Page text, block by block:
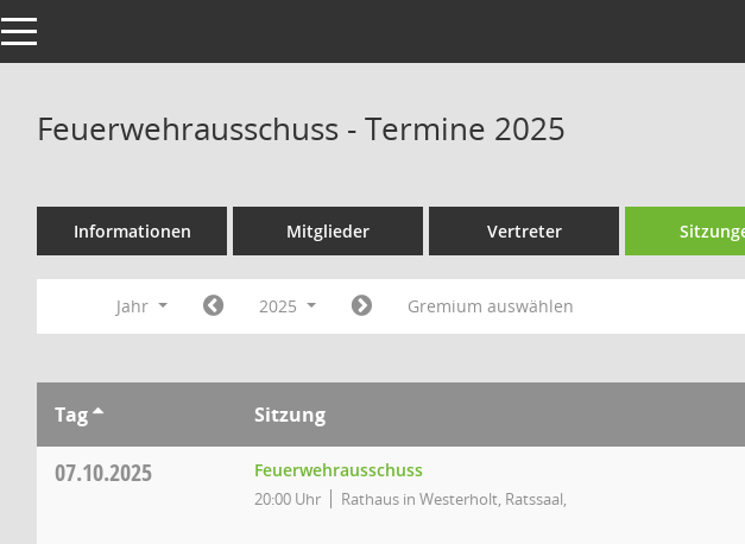
Toggle navigation
Feuerwehrausschuss - Termine 2025
Informationen Mitglieder Vertreter
Jahr 2025 Gremium auswählen
Tag Sitzung
07.10.2025 Feuerwehrausschuss
20:00 Uhr Rathaus in Westerholt, Ratssaal,